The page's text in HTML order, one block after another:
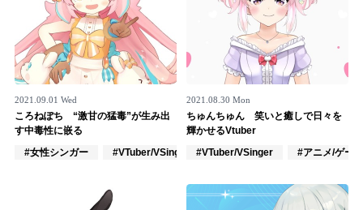
ぶいクラ！by muevo
ぶいコミュ！by muevo
ぶいマガ！ by muevo
Follow us
Official SNS
2021.09.01 Wed
ころねぽち “激甘の猛毒”が生み出
す中毒性に嵌る
#女性シンガー
#VTuber/VSinger #J-POP
2021.08.30 Mon
ちゅんちゅん 笑いと癒しで日々を
輝かせるVtuber
#VTuber/VSinger
#アニメ/ゲーム